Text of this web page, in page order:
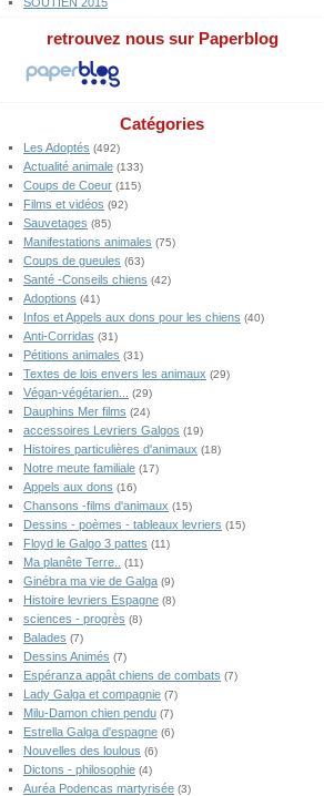
retrouvez nous sur Paperblog
Catégories
Les Adoptés (492)
Actualité animale (133)
Coups de Coeur (115)
Films et vidéos (92)
Sauvetages (85)
Manifestations animales (75)
Coups de gueules (63)
Santé -Conseils chiens (42)
Adoptions (41)
Infos et Appels aux dons pour les chiens (40)
Anti-Corridas (31)
Pétitions animales (31)
Textes de lois envers les animaux (29)
Végan-végétarien... (29)
Dauphins Mer films (24)
accessoires Levriers Galgos (19)
Histoires particulières d'animaux (18)
Notre meute familiale (17)
Appels aux dons (16)
Chansons -films d'animaux (15)
Dessins - poèmes - tableaux levriers (15)
Floyd le Galgo 3 pattes (11)
Ma planête Terre.. (11)
Ginébra ma vie de Galga (9)
Histoire levriers Espagne (8)
sciences - progrès (8)
Balades (7)
Dessins Animés (7)
Espéranza appât chiens de combats (7)
Lady Galga et compagnie (7)
Milu-Damon chien pendu (7)
Estrella Galga d'espagne (6)
Nouvelles des loulous (6)
Dictons - philosophie (4)
Auréa Podencas martyrisée (3)